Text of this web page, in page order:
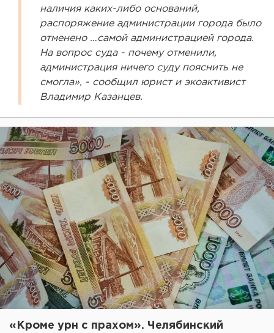
наличия каких-либо оснований,
распоряжение администрации города было
отменено …самой администрацией города.
На вопрос суда - почему отменили,
администрация ничего суду пояснить не
смогла», - сообщил юрист и экоактивист
Владимир Казанцев.
«Кроме урн с прахом». Челябинский